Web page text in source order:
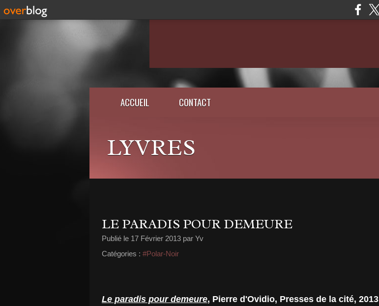
ACCUEIL CONTACT
LYVRES
LE PARADIS POUR DEMEURE
Publié le 17 Février 2013 par Yv
Catégories : #Polar-Noir
Le paradis pour demeure, Pierre d'Ovidio, Presses de la cité, 2013